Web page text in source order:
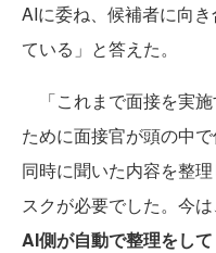
AIに委ね、候補者に向
ている」と答えた。
「これまで面接を実
ために面接官が頭の中
同時に聞いた内容を整
スクが必要でした。今は
AI側が自動で整理をし